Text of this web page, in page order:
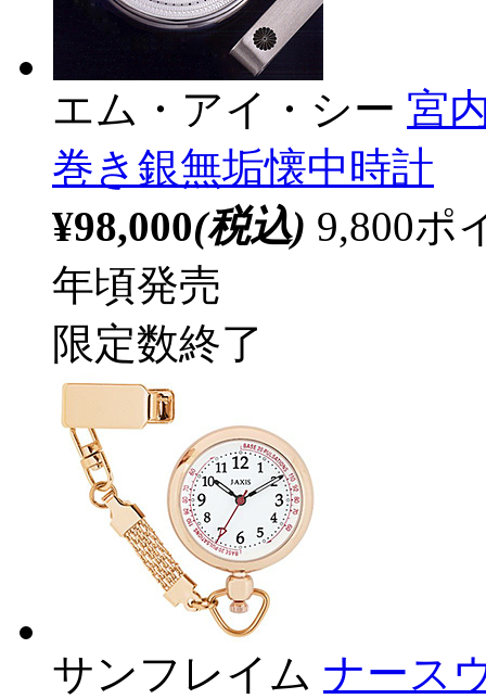
エム・アイ・シー 宮
巻き銀無垢懐中時計
¥98,000(税込) 9,800ポ
年頃発売
限定数終了
サンフレイム ナース